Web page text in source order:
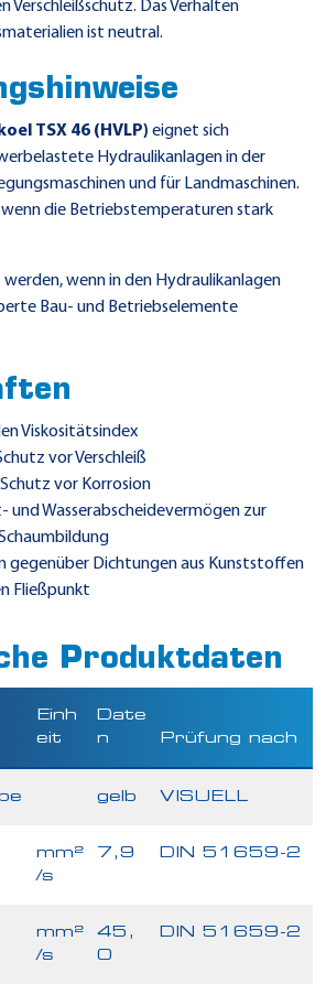
Verschleißschutz. Das Verhalten
ist neutral.
TSX 46 (HVLP) eignet sich
Hydraulikanlagen in der
und für Landmaschinen.
die Betriebstemperaturen stark
wenn in den Hydraulikanlagen
Bau- und Betriebselemente
Viskositätsindex
vor Verschleiß
vor Korrosion
und Wasserabscheidevermögen zur
gegenüber Dichtungen aus Kunststoffen
Fließpunkt
Produktdaten
Einh
eit
Date
n
Prüfung nach
gelb VISUELL
mm²
/s
7,9 DIN 51659-2
mm²
/s
45,
0
DIN 51659-2